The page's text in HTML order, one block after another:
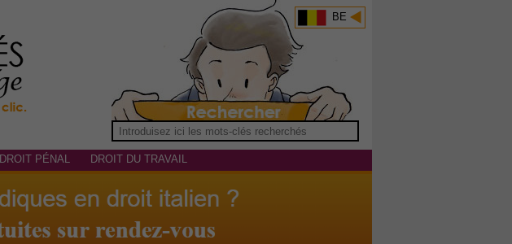
BE
DROIT PÉNAL DROIT DU TRAVAIL